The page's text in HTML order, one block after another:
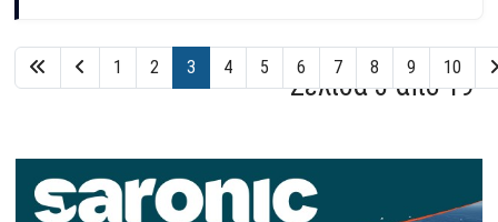
Σελίδα 3 από 19
1 2 3 4 5 6 7 8 9 10